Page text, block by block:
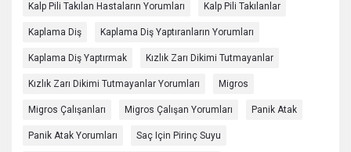
Kalp Pili Takılan Hastaların Yorumları Kalp Pili Takılanlar
Kaplama Diş Kaplama Diş Yaptıranların Yorumları
Kaplama Diş Yaptırmak Kızlık Zarı Dikimi Tutmayanlar
Kızlık Zarı Dikimi Tutmayanlar Yorumları Migros
Migros Çalışanları Migros Çalışan Yorumları Panik Atak
Panik Atak Yorumları Saç Için Pirinç Suyu